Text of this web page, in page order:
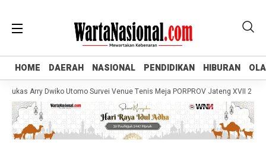
HOME DAERAH NASIONAL PENDIDIKAN HIBURAN
HOME DAERAH NASIONAL PENDIDIKAN HIBURAN
Arry Dwiko Utomo Survei Venue Tenis Meja PORPROV Jateng XVII 2026,